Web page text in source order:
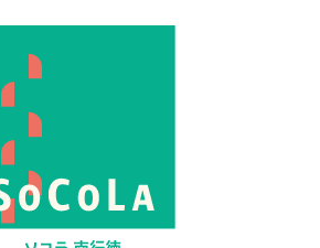
2025.02
2025.01
2024.11